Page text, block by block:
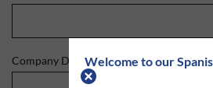
Welcome to our
Company Domain*